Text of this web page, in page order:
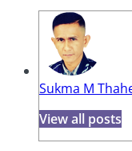
Sukma M
View all posts